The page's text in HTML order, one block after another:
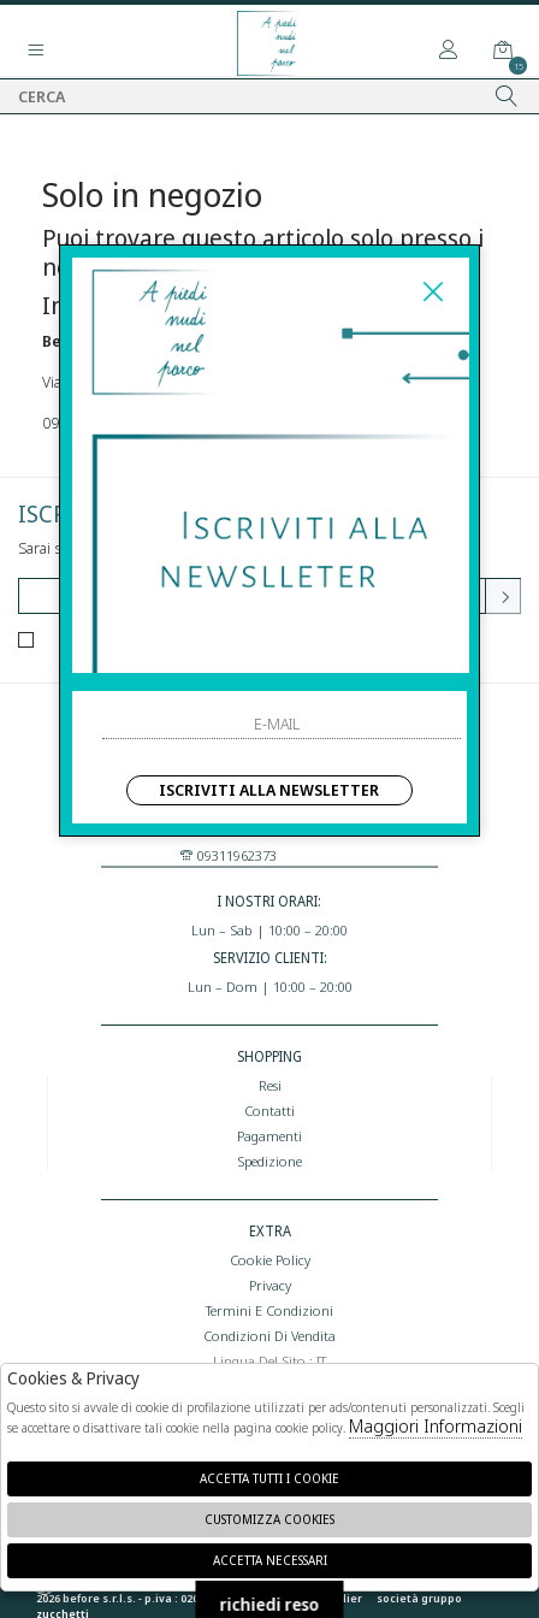
15
Solo in negozio
Puoi trovare questo articolo solo presso i
nostri punti vendita:
Info contatti
Before s.r.l.s.
Via Della Maestranza , 23 96100 Siracusa
09311962373
ISCRIVITI ALLA NEWSLETTER
Sarai sempre aggiornato su offerte e promozioni.
Before S.r.l.s.
Via Della Maestranza , 23
96100 Siracusa - Italia
Eshop@apiedinudinelparcoboutique.com
09311962373
I NOSTRI ORARI:
Lun – Sab | 10:00 – 20:00
SERVIZIO CLIENTI:
Lun – Dom | 10:00 – 20:00
SHOPPING
Resi
Contatti
Pagamenti
Spedizione
EXTRA
Cookie Policy
Privacy
Termini E Condizioni
Condizioni Di Vendita
Lingua Del Sito : IT
FOLLOW US
2026 before s.r.l.s. - p.iva : 02066400892 powered by atelier società gruppo
zucchetti
🍪
ISCRIVITI ALLA NEWSLETTER
richiedi reso
Cookies & Privacy
Questo sito si avvale di cookie di profilazione utilizzati per ads/contenuti personalizzati. Scegli
se accettare o disattivare tali cookie nella pagina cookie policy. Maggiori Informazioni
ACCETTA TUTTI I COOKIE
CUSTOMIZZA COOKIES
ACCETTA NECESSARI